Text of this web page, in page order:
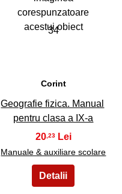
34
Corint
Geografie fizica. Manual
pentru clasa a IX-a
20,23
Manuale & auxiliare scolare